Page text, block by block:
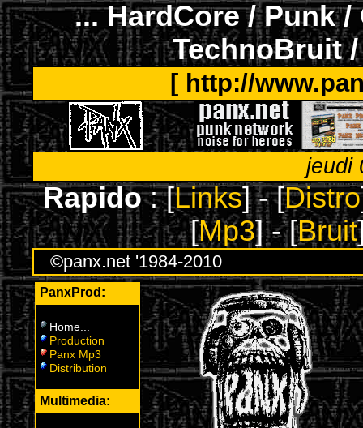
... HardCore / Punk
TechnoBruit
[ http://
jeudi
Rapido: [Links] - [Distro
[Mp3] - [Bruit
©panx.net '1984-2010
PanxProd:
Home
Production
Panx Mp3
Distribution
Multimedia: